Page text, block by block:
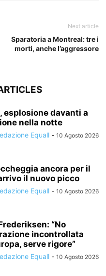
Next article
Sparatoria a Montreal: tre i
morti, anche l’aggressore
esplosione davanti a
nella notte
Equall - 10 Agosto 2026
ancora per il
il nuovo picco
Equall - 10 Agosto 2026
“No
incontrollata
serve rigore”
Equall - 10 Agosto 2026